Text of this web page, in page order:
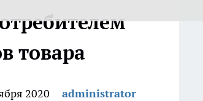
товара
2020
administrator